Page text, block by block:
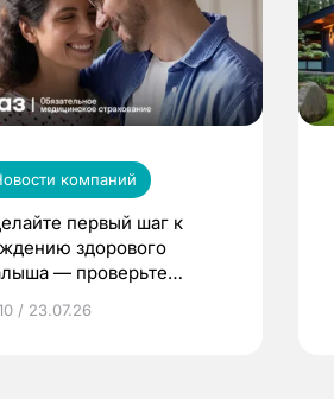
компаний
первый шаг к
здорового
— проверьте
ОМС!
/ 23.07.26